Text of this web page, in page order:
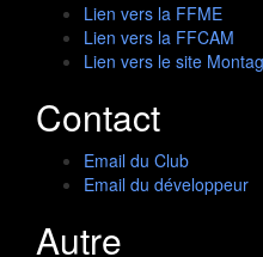
Lien vers la FFME
Lien vers la FFCAM
Lien vers le site
Contact
Email du Club
Email du développeur
Autre